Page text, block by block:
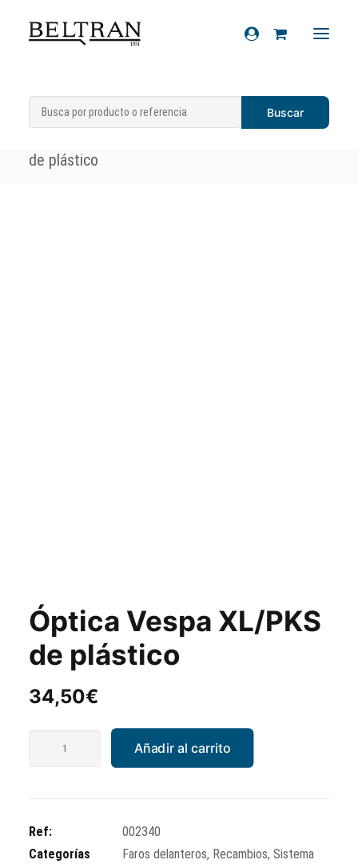
Recambios
Cascos
Inicio Recambios » Sistema eléctrico
»
Faros delanteros»Óptica Vespa XL/PKS
de plástico
Óptica Vespa XL/PKS
de plástico
34,50€
plástico
cantidad
Añadir al carrito
Ref:
002340
Categorías
Faros delanteros, Recambios, Sistema